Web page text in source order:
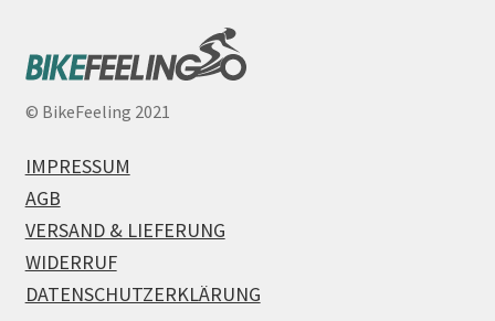
© BikeFeeling 2021
IMPRESSUM
AGB
VERSAND & LIEFERUNG
WIDERRUF
DATENSCHUTZERKLÄRUNG